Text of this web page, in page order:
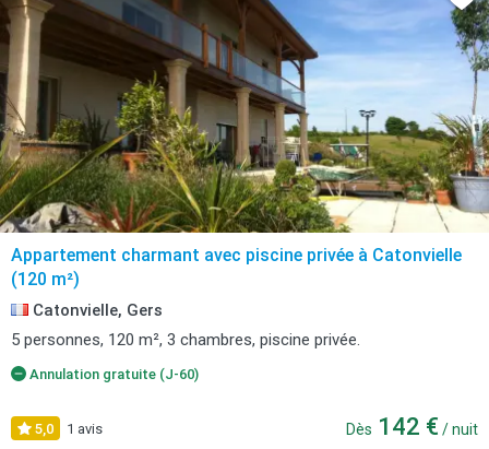
Appartement charmant avec piscine privée à Catonvielle
(120 m²)
Catonvielle, Gers
5 personnes, 120 m², 3 chambres, piscine privée.
Annulation gratuite (J-60)
5,0 1 avis Dès 142 € / nuit